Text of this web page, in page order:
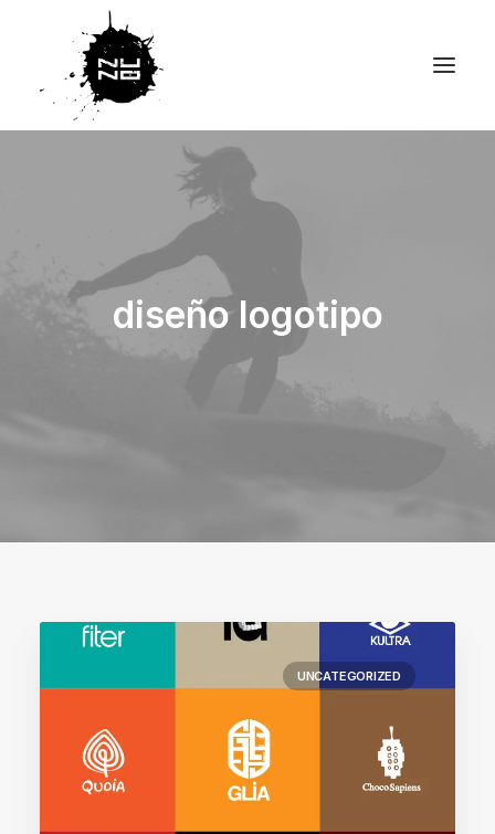
diseño logotipo
UNCATEGORIZED